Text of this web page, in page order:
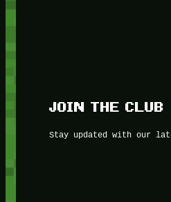
JOIN THE CLUB
Stay updated with our